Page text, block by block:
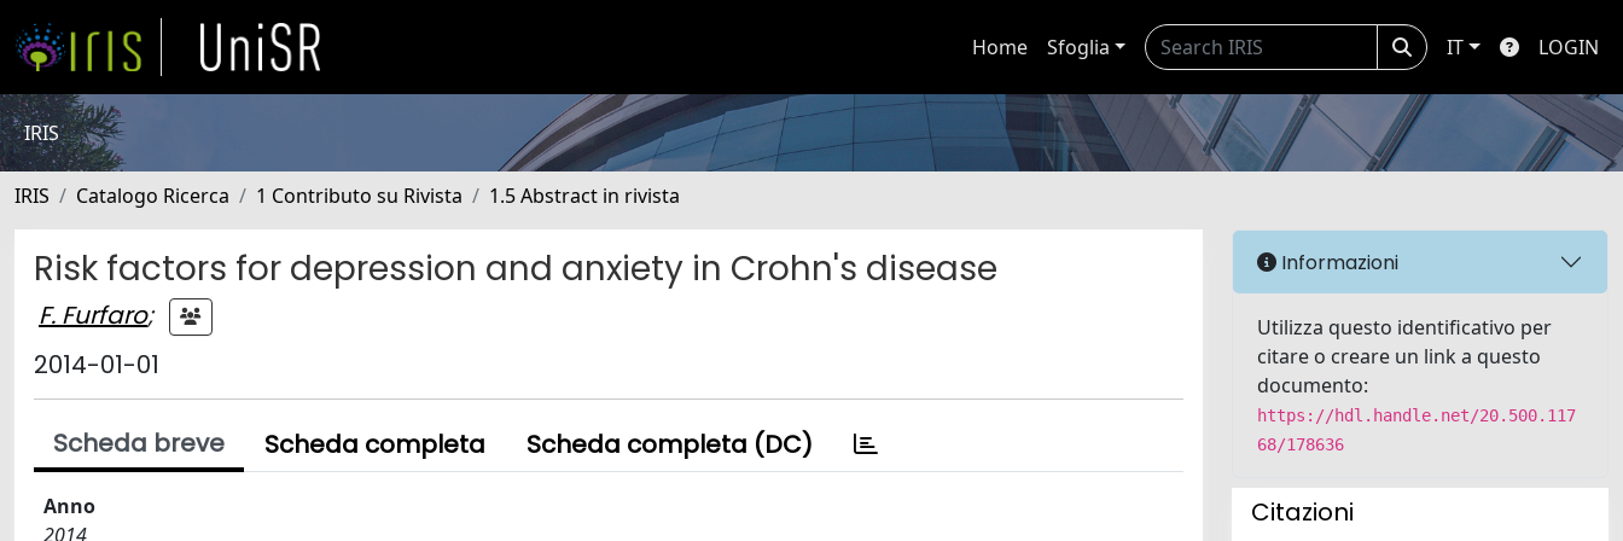
Home Sfoglia IT LOGIN
IRIS
IRIS Catalogo Ricerca 1 Contributo su Rivista 1.5 Abstract in rivista
Risk factors for depression and anxiety in Crohn's disease
F. Furfaro;
2014-01-01
Scheda breve Scheda completa Scheda completa (DC)
Anno
2014
Informazioni
Utilizza questo identificativo per
citare o creare un link a questo
documento:
https://hdl.handle.net/20.500.117
68/178636
Citazioni